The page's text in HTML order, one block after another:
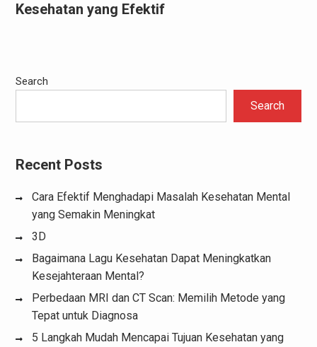
Kesehatan yang Efektif
Search
Search
Recent Posts
Cara Efektif Menghadapi Masalah Kesehatan Mental
yang Semakin Meningkat
3D
Bagaimana Lagu Kesehatan Dapat Meningkatkan
Kesejahteraan Mental?
Perbedaan MRI dan CT Scan: Memilih Metode yang
Tepat untuk Diagnosa
5 Langkah Mudah Mencapai Tujuan Kesehatan yang